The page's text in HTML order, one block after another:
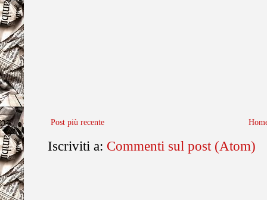
Post più recente
Iscriviti a: Commenti sul post (Atom)